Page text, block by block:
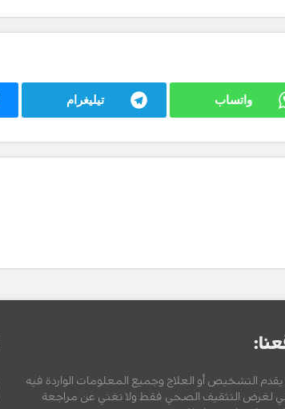
واتساب تيليغرام
يقدم التشخيص أو العلاج وجميع المعلومات الواردة فيه
لغرض التثقيف الصحي فقط ولا تغني عن مراجعة